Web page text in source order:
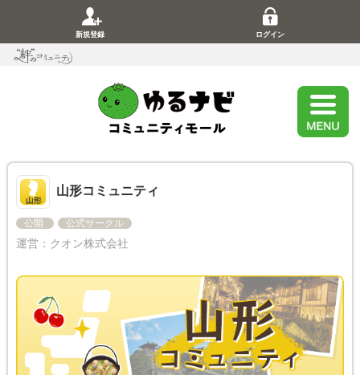
新規登録 ログイン
山形コミュニティ
公開 公式サークル
運営： クオン株式会社